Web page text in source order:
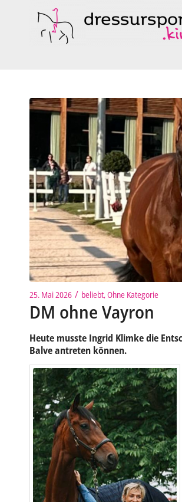
25. Mai 2026 / beliebt,Ohne Kategorie
DM ohne Vayron
Heute musste Ingrid Klimke die
Balve antreten können.